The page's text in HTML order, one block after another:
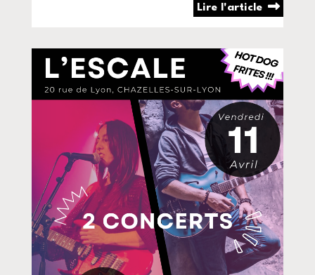
Lire l'article